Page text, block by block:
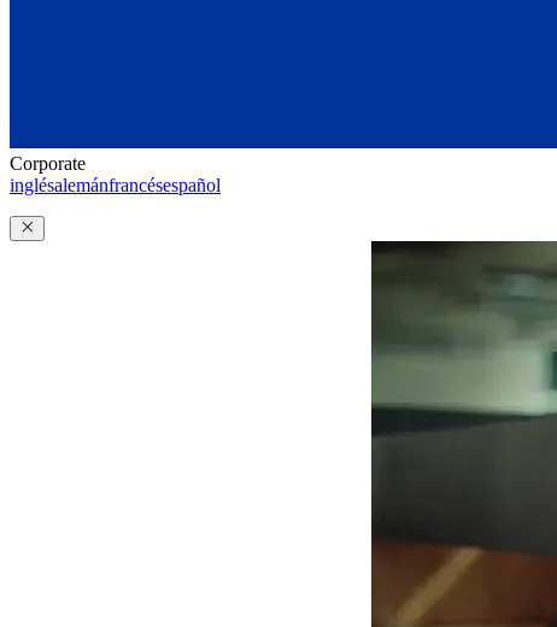
Corporate
inglésalemánfrancésespañol